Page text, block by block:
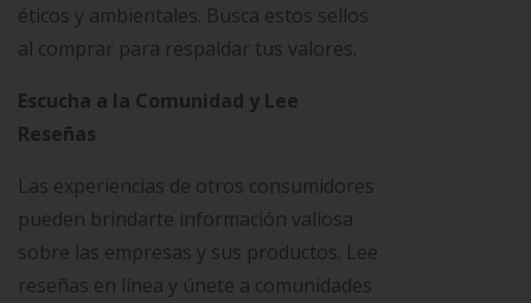
éticos y ambientales. Busca estos sellos
al comprar para respaldar tus valores.
Escucha a la Comunidad y Lee
Reseñas
Las experiencias de otros consumidores
pueden brindarte información valiosa
sobre las empresas y sus productos. Lee
reseñas en línea y únete a comunidades